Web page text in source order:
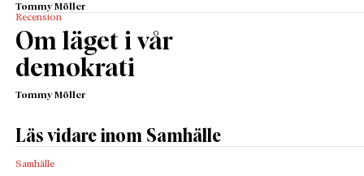
Tommy Möller
Recension
Om läget i vår
demokrati
Tommy Möller
Läs vidare inom Samhälle
Samhälle